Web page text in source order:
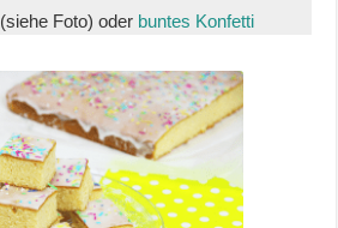
(siehe Foto) oder buntes Konfetti